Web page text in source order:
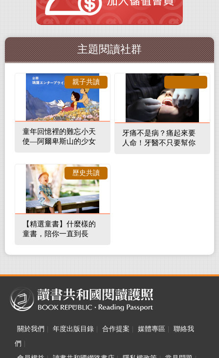
主題閱讀社群
童年回憶裡的難忘小天
使—阿爾卑斯山的少女
親子共讀
牙痛不是病？痛起來要
人命！牙醫不只要幫你
【精選童書】什麼樣的
童書，陪你一直到長
歷史共讀
關於我們 年度出版目錄 合作提案 媒體專區
聯絡我
們